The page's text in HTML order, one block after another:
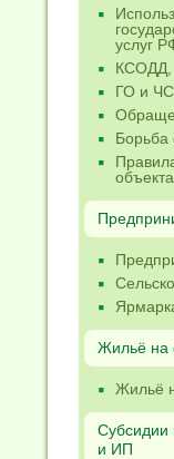
услуг
ГО и ЧС
Борьба
Жильё на
Жильё
и ИП